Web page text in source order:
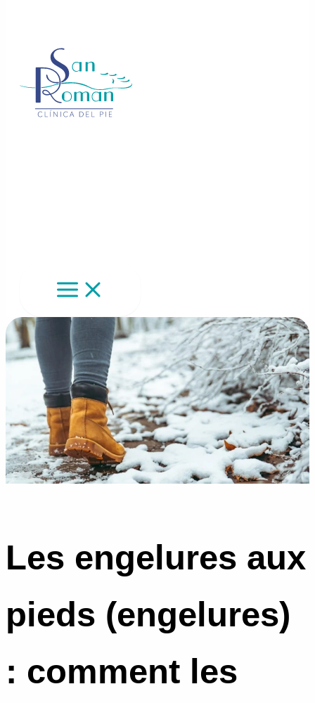
Les engelures aux
pieds (engelures)
: comment les